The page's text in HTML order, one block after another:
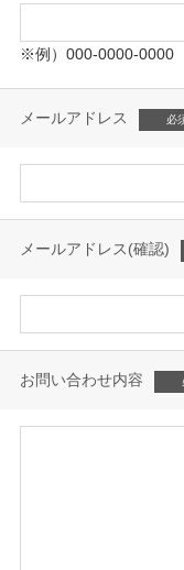
※例）000-0000-0000
メールアドレス
メールアドレス(確認)
お問い合わせ内容